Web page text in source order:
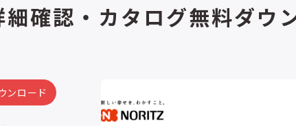
細確認・カタログ無料ダウ
省エ
株式会社ノーリツ